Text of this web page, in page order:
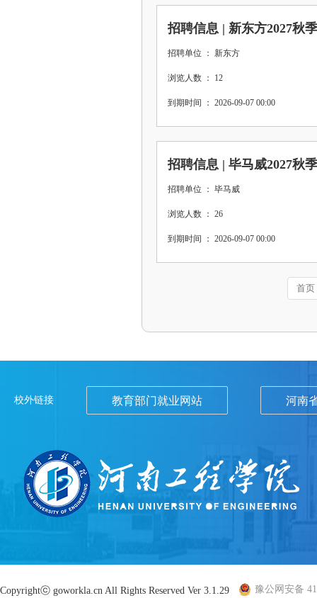
招聘信息 | 新东方2027秋
招聘单位 ： 新东方
浏览人数 ： 12
到期时间 ： 2026-09-07 00:00
招聘信息 | 毕马威2027秋
招聘单位 ： 毕马威
浏览人数 ： 26
到期时间 ： 2026-09-07 00:00
首页
校外链接 教育部门就业网站 河南
Copyrightⓒ goworkla.cn All Rights Reserved Ver 3.1.29 豫公网安备